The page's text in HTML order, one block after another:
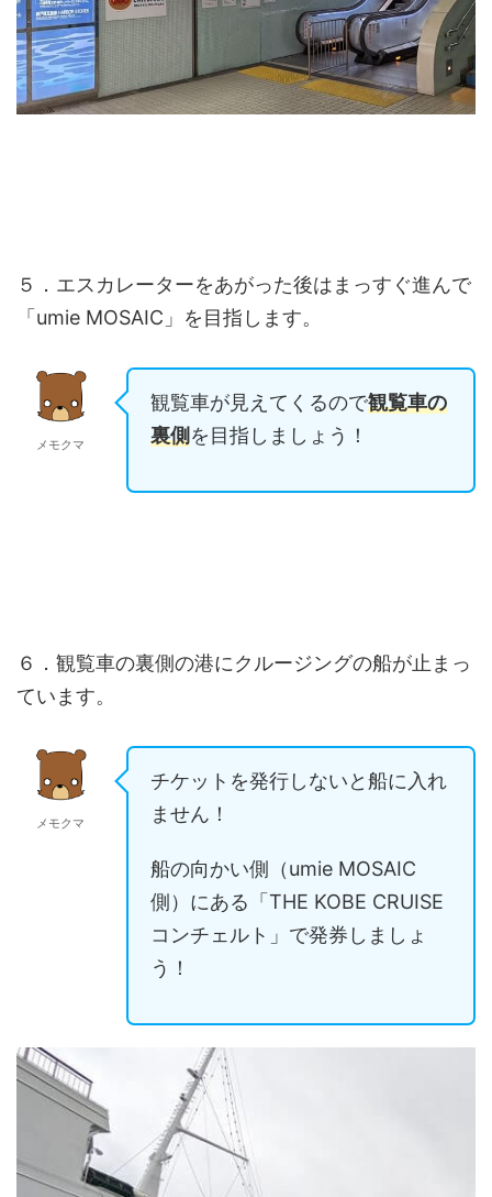
５．エスカレーターをあがった後はまっすぐ進んで
「umie MOSAIC」を目指します。
メモクマ
観覧車が見えてくるので観覧車の
裏側を目指しましょう！
６．観覧車の裏側の港にクルージングの船が止まっ
ています。
メモクマ
チケットを発行しないと船に入れ
ません！
船の向かい側（umie MOSAIC
側）にある「THE KOBE CRUISE
コンチェルト」で発券しましょ
う！